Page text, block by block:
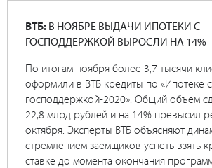
ВТБ: В НОЯБРЕ ВЫДАЧИ ИПОТЕКИ С
ГОСПОДДЕРЖКОЙ ВЫРОСЛИ НА 14%
По итогам ноября более 3,7 тысячи
оформили в ВТБ кредиты по «Ипотеке с
господдержкой-2020». Общий объем
22,8 млрд рублей и на 14% превысил
октября. Эксперты ВТБ объясняют
стремлением заемщиков успеть взять
ставке до момента окончания